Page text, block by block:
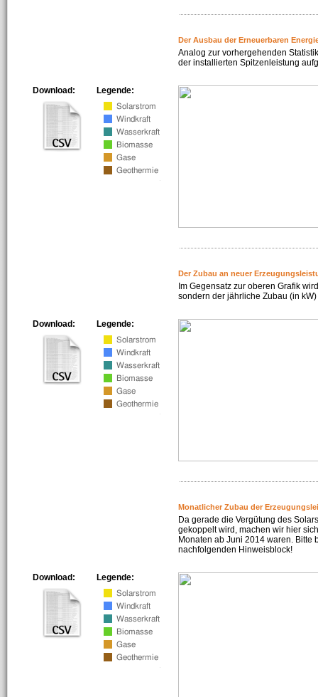
Der Ausbau der Erneuerbaren
Analog zur vorhergehenden
der installierten Spitzenleistung
Legende:
Download:
Der Zubau an neuer
Im Gegensatz zur oberen Grafik
sondern der jährliche Zubau (in
Legende:
Download:
Monatlicher Zubau der
Da gerade die Vergütung des
gekoppelt wird, machen wir hier
Monaten ab Juni 2014 waren. Bitte
nachfolgenden Hinweisblock!
Legende:
Download: